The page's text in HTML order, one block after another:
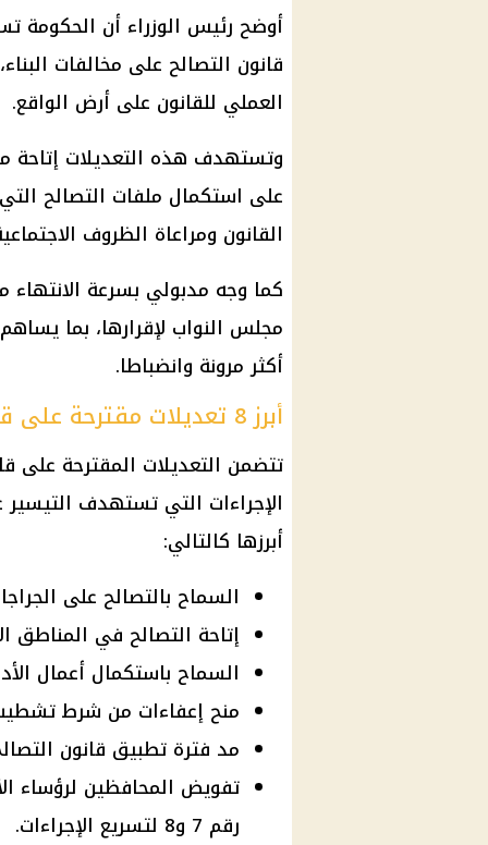
أوضح رئيس الوزراء أن الحكومة
قانون التصالح على مخالفات
العملي للقانون على أرض الواقع.
وتستهدف هذه التعديلات إتاحة
على استكمال ملفات التصالح
القانون ومراعاة الظروف
كما وجه مدبولي بسرعة الانتهاء
مجلس النواب لإقرارها، بما
أكثر مرونة وانضباطا.
أبرز 8 تعديلات مقترحة على قانون التصالح
تتضمن التعديلات المقترحة على
الإجراءات التي تستهدف
أبرزها كالتالي:
السماح بالتصالح على
إتاحة التصالح في المناطق
السماح باستكمال أعمال
منح إعفاءات من شرط
مد فترة تطبيق قانون
تفويض المحافظين لرؤساء
رقم 7 و8 لتسريع الإجراءات.